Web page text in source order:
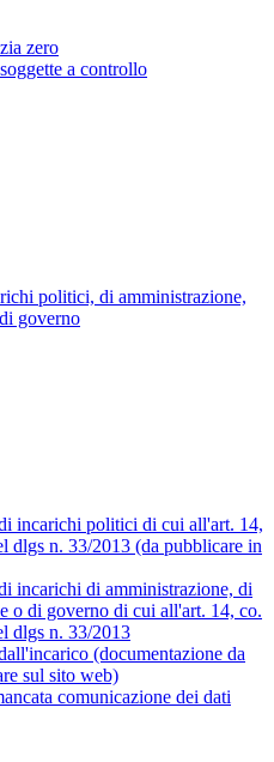
zero
a controllo
politici, di amministrazione,
governo
incarichi politici di cui all'art. 14,
dlgs n. 33/2013 (da pubblicare in
incarichi di amministrazione, di
o di governo di cui all'art. 14, co.
dlgs n. 33/2013
(documentazione da
sul sito web)
comunicazione dei dati